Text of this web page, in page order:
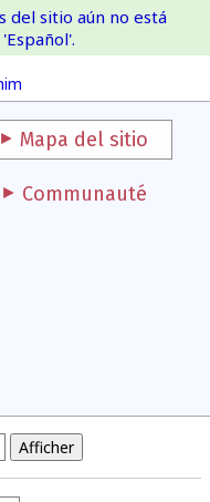
IOI
del sitio aún no está
Mapa del sitio
Communauté